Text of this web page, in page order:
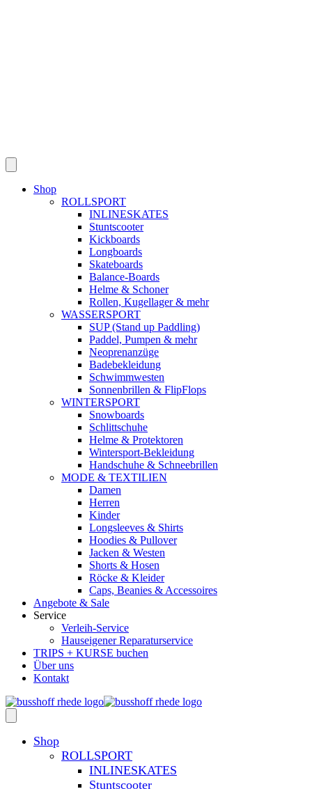
Shop
ROLLSPORT
INLINESKATES
Stuntscooter
Kickboards
Longboards
Skateboards
Balance-Boards
Helme & Schoner
Rollen, Kugellager & mehr
WASSERSPORT
SUP (Stand up Paddling)
Paddel, Pumpen & mehr
Neoprenanzüge
Badebekleidung
Schwimmwesten
Sonnenbrillen & FlipFlops
WINTERSPORT
Snowboards
Schlittschuhe
Helme & Protektoren
Wintersport-Bekleidung
Handschuhe & Schneebrillen
MODE & TEXTILIEN
Damen
Herren
Kinder
Longsleeves & Shirts
Hoodies & Pullover
Jacken & Westen
Shorts & Hosen
Röcke & Kleider
Caps, Beanies & Accessoires
Angebote & Sale
Service
Verleih-Service
Hauseigener Reparaturservice
TRIPS + KURSE buchen
Über uns
Kontakt
Shop
ROLLSPORT
INLINESKATES
Stuntscooter